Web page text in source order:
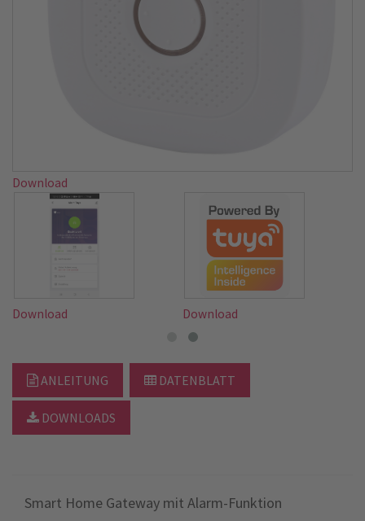
Download
Download Download
ANLEITUNG DATENBLATT
DOWNLOADS
Smart Home Gateway mit Alarm-Funktion